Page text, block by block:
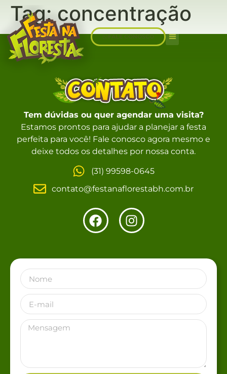
FALE CONOSCO
Tag:concentração
Tem dúvidas ou quer agendar uma visita?
Estamos prontos para ajudar a planejar a festa
perfeita para você! Fale conosco agora mesmo e
deixe todos os detalhes por nossa conta.
(31) 99598-0645
contato@festanaflorestabh.com.br